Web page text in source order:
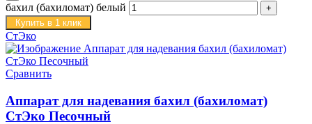
бахил (бахиломат) белый
Купить в 1 клик
СтЭко
Сравнить
Аппарат для надевания бахил (бахиломат)
СтЭко Песочный